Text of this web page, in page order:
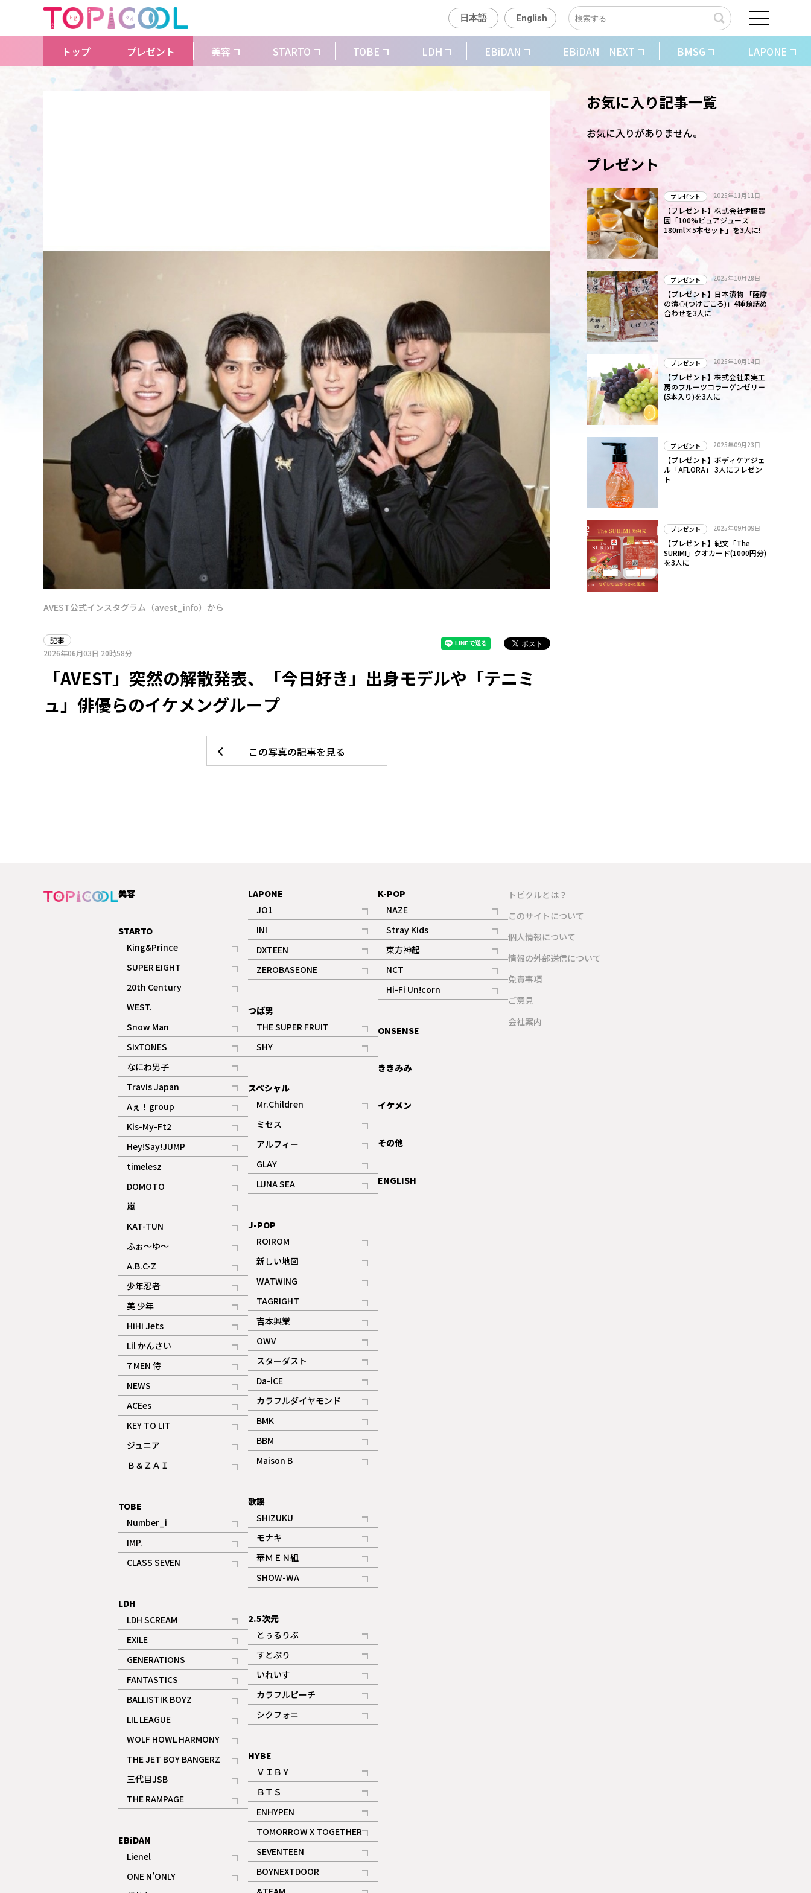
日本語 English
トップ プレゼント 美容 STARTO TOBE LDH EBiDAN EBiDAN NEXT BMSG LAPONE
AVEST公式インスタグラム（avest_info）から
記事
2026年06月03日 20時58分
「AVEST」突然の解散発表、「今日好き」出身モデルや「テニミ
ュ」俳優らのイケメングループ
この写真の記事を見る
お気に入り記事一覧
お気に入りがありません。
プレゼント
プレゼント 2025年11月11日
【プレゼント】株式会社伊藤農
園「100%ピュアジュース
180ml×5本セット」を3人に!
プレゼント 2025年10月28日
【プレゼント】日本漬物 「薩摩
の漬心(つけごころ)」4種類詰め
合わせを3人に
プレゼント 2025年10月14日
【プレゼント】株式会社果実工
房のフルーツコラーゲンゼリー
(5本入り)を3人に
プレゼント 2025年09月23日
【プレゼント】ボディケアジェ
ル「AFLORA」 3人にプレゼン
ト
プレゼント 2025年09月09日
【プレゼント】紀文「The
SURIMI」クオカード(1000円分)
を3人に
美容
STARTO
King&Prince
記事
SUPER EIGHT
記事
20th Century
記事
WEST.
記事
Snow Man
記事
ギャラリー
SixTONES
記事
ギャラリー
なにわ男子
記事
Travis Japan
記事
Aぇ！group
記事
Kis-My-Ft2
記事
ギャラリー
Hey!Say!JUMP
記事
timelesz
記事
DOMOTO
記事
嵐
記事
KAT-TUN
記事
ふぉ～ゆ～
記事
A.B.C-Z
記事
ギャラリー
少年忍者
記事
美 少年
記事
HiHi Jets
記事
Lil かんさい
記事
7 MEN 侍
記事
NEWS
記事
ACEes
記事
KEY TO LIT
記事
ジュニア
記事
Ｂ＆ＺＡＩ
記事
TOBE
Number_i
記事
IMP.
記事
CLASS SEVEN
記事
LDH
LDH SCREAM
記事
EXILE
記事
GENERATIONS
記事
FANTASTICS
記事
BALLISTIK BOYZ
記事
LIL LEAGUE
記事
WOLF HOWL HARMONY
記事
THE JET BOY BANGERZ
記事
三代目JSB
記事
THE RAMPAGE
記事
EBiDAN
Lienel
記事
ONE N’ONLY
記事
LAPONE
JO1
記事
ギャラリー
INI
記事
ギャラリー
DXTEEN
記事
ギャラリー
ZEROBASEONE
記事
つば男
THE SUPER FRUIT
記事
ギャラリー
SHY
記事
スペシャル
Mr.Children
記事
ミセス
記事
アルフィー
記事
GLAY
記事
LUNA SEA
記事
J-POP
ROIROM
記事
新しい地図
記事
WATWING
記事
TAGRIGHT
記事
吉本興業
記事
OWV
記事
ギャラリー
スターダスト
記事
Da-iCE
記事
カラフルダイヤモンド
記事
BMK
記事
ギャラリー
BBM
記事
ギャラリー
Maison B
記事
歌謡
SHiZUKU
記事
モナキ
記事
華ＭＥＮ組
記事
SHOW-WA
記事
2.5次元
とぅるりぶ
記事
すとぷり
記事
ギャラリー
いれいす
記事
ギャラリー
カラフルピーチ
記事
シクフォニ
記事
HYBE
ＶＩＢＹ
記事
ＢＴＳ
記事
ENHYPEN
記事
TOMORROW X TOGETHER
記事
ギャラリー
SEVENTEEN
記事
BOYNEXTDOOR
記事
K-POP
NAZE
記事
Stray Kids
記事
東方神起
記事
NCT
記事
Hi-Fi Un!corn
記事
ONSENSE
ききみみ
イケメン
その他
ENGLISH
トピクルとは？
このサイトについて
個人情報について
情報の外部送信について
免責事項
ご意見
会社案内